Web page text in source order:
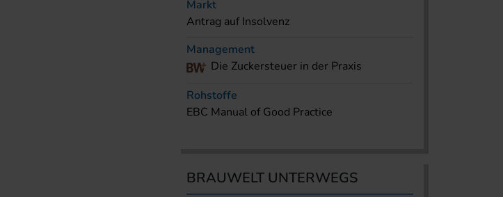
Markt
Antrag auf Insolvenz
Management
Die Zuckersteuer in der Praxis
Rohstoffe
EBC Manual of Good Practice
BRAUWELT UNTERWEGS